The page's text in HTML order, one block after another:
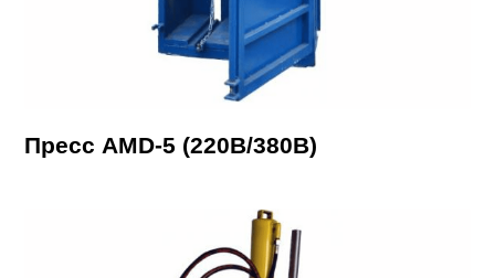
Пресс AMD-5 (220В/380В)